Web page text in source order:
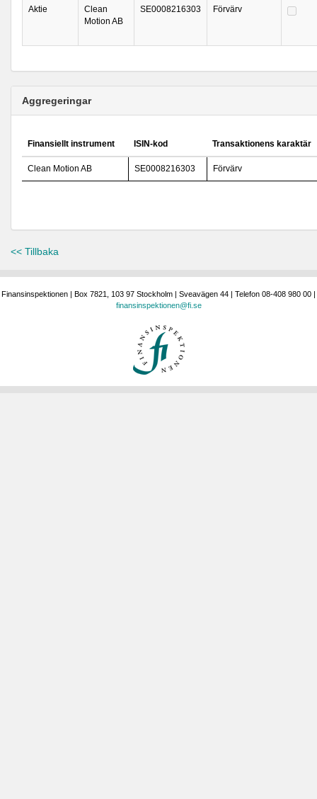
Aktie
Clean
Motion AB
SE0008216303 Förvärv
Aggregeringar
Finansiellt instrument ISIN-kod Transaktionens karaktär
Clean Motion AB SE0008216303 Förvärv
<< Tillbaka
Finansinspektionen | Box 7821, 103 97 Stockholm | Sveavägen 44 | Telefon 08-408 980 00 |
finansinspektionen@fi.se